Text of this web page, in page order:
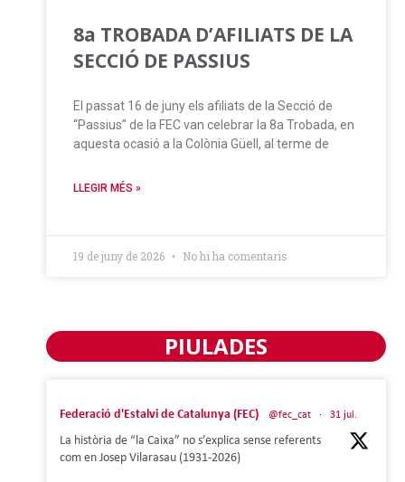
8a TROBADA D’AFILIATS DE LA
SECCIÓ DE PASSIUS
El passat 16 de juny els afiliats de la Secció de
“Passius” de la FEC van celebrar la 8a Trobada, en
aquesta ocasió a la Colònia Güell, al terme de
LLEGIR MÉS »
19 de juny de 2026 No hi ha comentaris
PIULADES
Federació d'Estalvi de Catalunya (FEC) @fec_cat · 31 jul.
La història de “la Caixa” no s’explica sense referents
com en Josep Vilarasau (1931-2026)